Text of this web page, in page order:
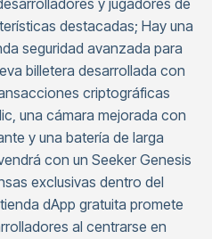
y jugadores de
destacadas; Hay una
seguridad avanzada para
billetera desarrollada con
criptográficas
una cámara mejorada con
y una batería de larga
con un Seeker Genesis
exclusivas dentro del
dApp gratuita promete
al centrarse en